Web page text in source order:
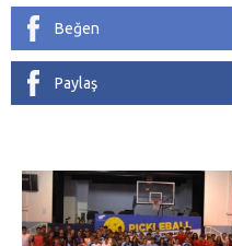
Beğen
Paylaş